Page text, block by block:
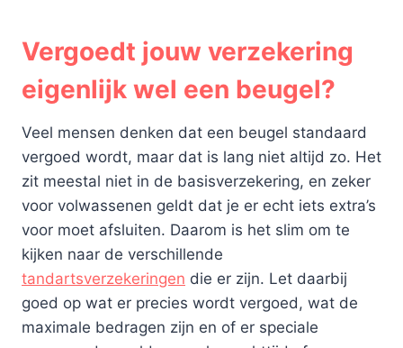
Vergoedt jouw verzekering
eigenlijk wel een beugel?
Veel mensen denken dat een beugel standaard
vergoed wordt, maar dat is lang niet altijd zo. Het
zit meestal niet in de basisverzekering, en zeker
voor volwassenen geldt dat je er echt iets extra’s
voor moet afsluiten. Daarom is het slim om te
kijken naar de verschillende
tandartsverzekeringen die er zijn. Let daarbij
goed op wat er precies wordt vergoed, wat de
maximale bedragen zijn en of er speciale